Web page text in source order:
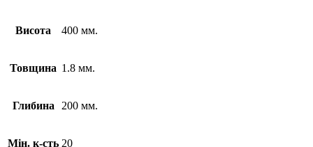
Висота 400 мм.
Товщина 1.8 мм.
Глибина 200 мм.
Мін. к-сть 20